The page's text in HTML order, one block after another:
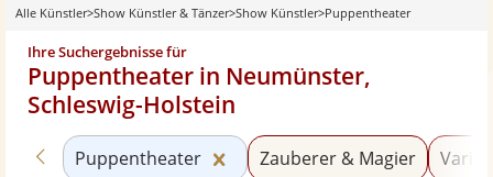
Alle Künstler>Show Künstler & Tänzer>Show Künstler>Puppentheater
Ihre Suchergebnisse für
Puppentheater in Neumünster,
Schleswig-Holstein
Zurück zu «Show Künstler»
Puppentheater Kategorie «Puppentheater»
Zauberer & Magier